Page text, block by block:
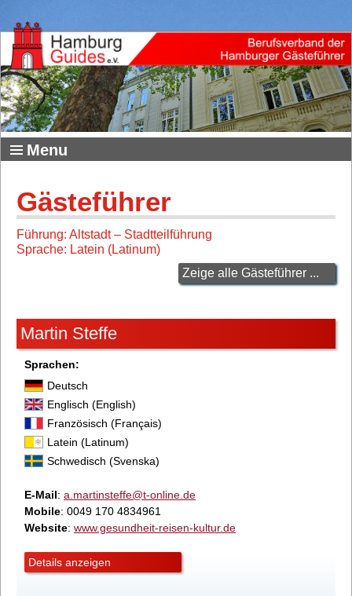
Menu
Gästeführer
Führung: Altstadt – Stadtteilführung
Sprache: Latein (Latinum)
Zeige alle Gästeführer ...
Martin Steffe
Sprachen:
Deutsch
Englisch (English)
Französisch (Français)
Latein (Latinum)
Schwedisch (Svenska)
E-Mail: a.martinsteffe@t-online.de
Mobile: 0049 170 4834961
Website: www.gesundheit-reisen-kultur.de
Details anzeigen